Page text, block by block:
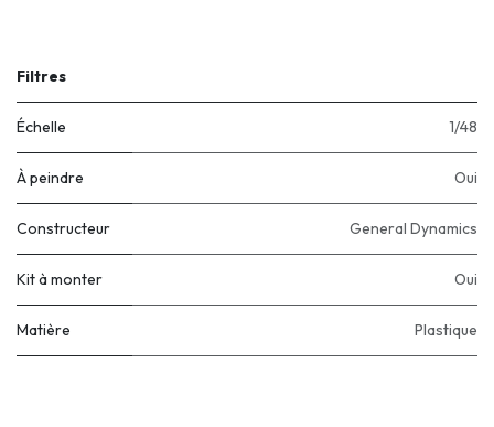
Filtres
Échelle 1/48
À peindre Oui
Constructeur General Dynamics
Kit à monter Oui
Matière Plastique